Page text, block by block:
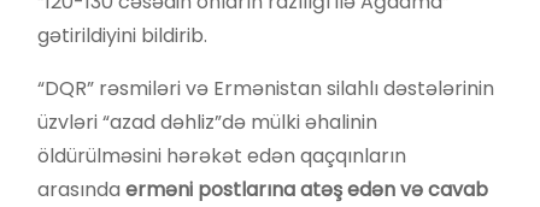
gətirildiyini bildirib.
“DQR” rəsmiləri və Ermənistan silahlı dəstələrinin
üzvləri “azad dəhliz”də mülki əhalinin
öldürülməsini hərəkət edən qaçqınların
arasında erməni postlarınaatəşedənvəcavab